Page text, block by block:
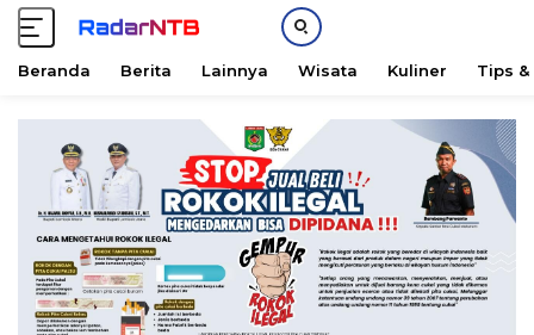
Beranda Berita Lainnya Wisata Kuliner Tips &